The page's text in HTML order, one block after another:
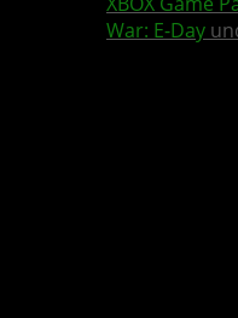
War: E-Day